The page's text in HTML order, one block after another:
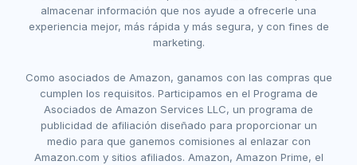
almacenar información que nos ayude a ofrecerle una
experiencia mejor, más rápida y más segura, y con fines de
marketing.
Como asociados de Amazon, ganamos con las compras que
cumplen los requisitos. Participamos en el Programa de
Asociados de Amazon Services LLC, un programa de
publicidad de afiliación diseñado para proporcionar un
medio para que ganemos comisiones al enlazar con
Amazon.com y sitios afiliados. Amazon, Amazon Prime, el